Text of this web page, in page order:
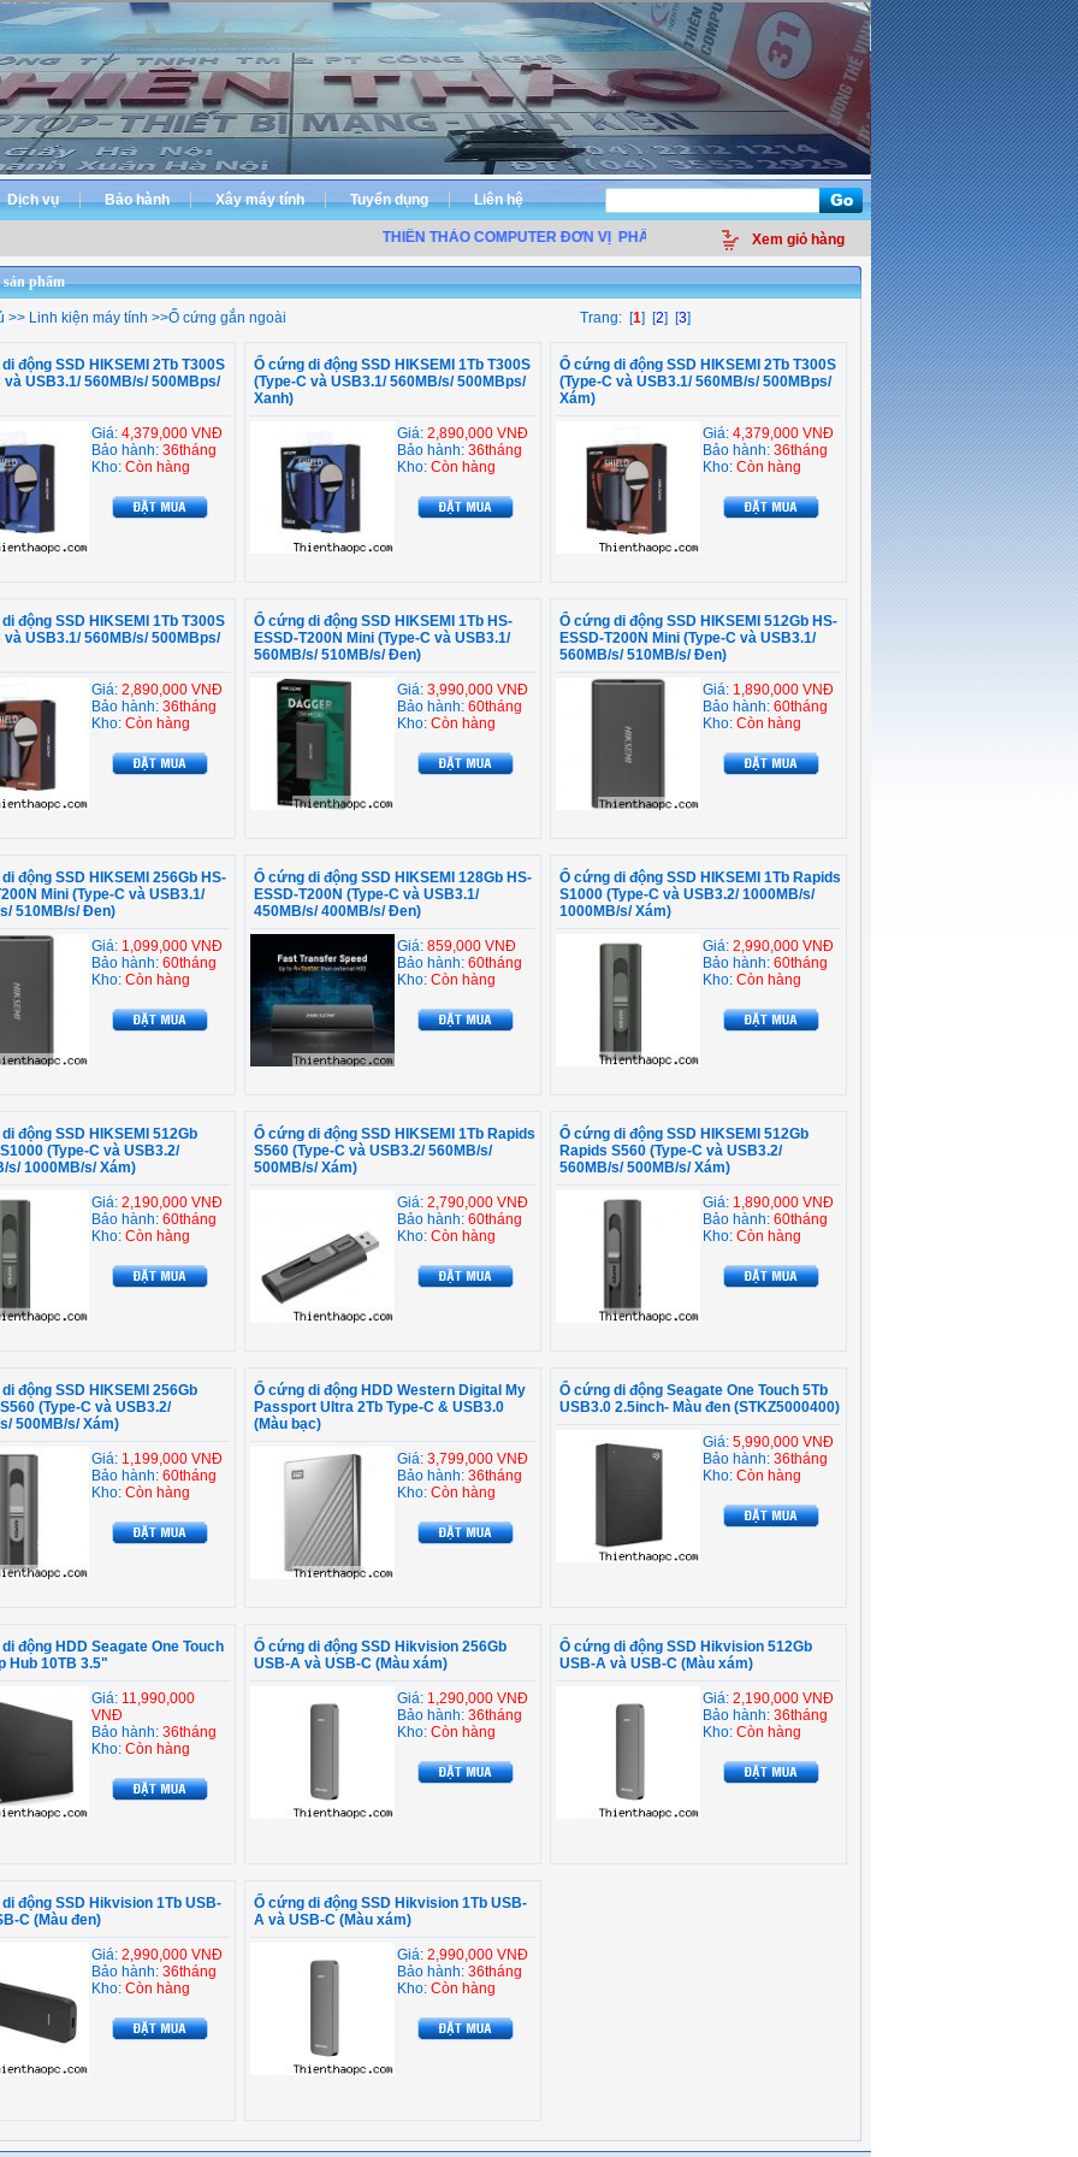
Dịch vụ Bảo hành Xây máy tính Tuyển dụng Liên hệ
THIÊN THẢO COMPUTER ĐƠN VỊ PHÂN PHỐI LINH KIỆN ĐIỆN TỬ MÁY TÍNH - THIẾT BỊ VĂN PHÒNG -
Xem giỏ hàng
phẩm
>> Linh kiện máy tính >>Ổ cứng gắn ngoài Trang: [1] [2] [3]
động SSD HIKSEMI 2Tb T300S
và USB3.1/ 560MB/s/ 500MBps/
Giá: 4,379,000 VNĐ
Bảo hành: 36tháng
Kho: Còn hàng
Ổ cứng di động SSD HIKSEMI 1Tb T300S
(Type-C và USB3.1/ 560MB/s/ 500MBps/
Xanh)
Giá: 2,890,000 VNĐ
Bảo hành: 36tháng
Kho: Còn hàng
Ổ cứng di động SSD HIKSEMI 2Tb T300S
(Type-C và USB3.1/ 560MB/s/ 500MBps/
Xám)
Giá: 4,379,000 VNĐ
Bảo hành: 36tháng
Kho: Còn hàng
động SSD HIKSEMI 1Tb T300S
và USB3.1/ 560MB/s/ 500MBps/
Giá: 2,890,000 VNĐ
Bảo hành: 36tháng
Kho: Còn hàng
Ổ cứng di động SSD HIKSEMI 1Tb HS-
ESSD-T200N Mini (Type-C và USB3.1/
560MB/s/ 510MB/s/ Đen)
Giá: 3,990,000 VNĐ
Bảo hành: 60tháng
Kho: Còn hàng
Ổ cứng di động SSD HIKSEMI 512Gb HS-
ESSD-T200N Mini (Type-C và USB3.1/
560MB/s/ 510MB/s/ Đen)
Giá: 1,890,000 VNĐ
Bảo hành: 60tháng
Kho: Còn hàng
động SSD HIKSEMI 256Gb HS-
Mini (Type-C và USB3.1/
510MB/s/ Đen)
Giá: 1,099,000 VNĐ
Bảo hành: 60tháng
Kho: Còn hàng
Ổ cứng di động SSD HIKSEMI 128Gb HS-
ESSD-T200N (Type-C và USB3.1/
450MB/s/ 400MB/s/ Đen)
Giá: 859,000 VNĐ
Bảo hành: 60tháng
Kho: Còn hàng
Ổ cứng di động SSD HIKSEMI 1Tb Rapids
S1000 (Type-C và USB3.2/ 1000MB/s/
1000MB/s/ Xám)
Giá: 2,990,000 VNĐ
Bảo hành: 60tháng
Kho: Còn hàng
động SSD HIKSEMI 512Gb
(Type-C và USB3.2/
s/ 1000MB/s/ Xám)
Giá: 2,190,000 VNĐ
Bảo hành: 60tháng
Kho: Còn hàng
Ổ cứng di động SSD HIKSEMI 1Tb Rapids
S560 (Type-C và USB3.2/ 560MB/s/
500MB/s/ Xám)
Giá: 2,790,000 VNĐ
Bảo hành: 60tháng
Kho: Còn hàng
Ổ cứng di động SSD HIKSEMI 512Gb
Rapids S560 (Type-C và USB3.2/
560MB/s/ 500MB/s/ Xám)
Giá: 1,890,000 VNĐ
Bảo hành: 60tháng
Kho: Còn hàng
động SSD HIKSEMI 256Gb
(Type-C và USB3.2/
500MB/s/ Xám)
Giá: 1,199,000 VNĐ
Bảo hành: 60tháng
Kho: Còn hàng
Ổ cứng di động HDD Western Digital My
Passport Ultra 2Tb Type-C & USB3.0
(Màu bạc)
Giá: 3,799,000 VNĐ
Bảo hành: 36tháng
Kho: Còn hàng
Ổ cứng di động Seagate One Touch 5Tb
USB3.0 2.5inch- Màu đen (STKZ5000400)
Giá: 5,990,000 VNĐ
Bảo hành: 36tháng
Kho: Còn hàng
động HDD Seagate One Touch
Hub 10TB 3.5"
Giá: 11,990,000
VNĐ
Bảo hành: 36tháng
Kho: Còn hàng
Ổ cứng di động SSD Hikvision 256Gb
USB-A và USB-C (Màu xám)
Giá: 1,290,000 VNĐ
Bảo hành: 36tháng
Kho: Còn hàng
Ổ cứng di động SSD Hikvision 512Gb
USB-A và USB-C (Màu xám)
Giá: 2,190,000 VNĐ
Bảo hành: 36tháng
Kho: Còn hàng
động SSD Hikvision 1Tb USB-
C (Màu đen)
Giá: 2,990,000 VNĐ
Bảo hành: 36tháng
Kho: Còn hàng
Ổ cứng di động SSD Hikvision 1Tb USB-
A và USB-C (Màu xám)
Giá: 2,990,000 VNĐ
Bảo hành: 36tháng
Kho: Còn hàng